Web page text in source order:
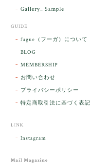
た人に幸せが訪れる
パサラン。とっても
憶違いもありました
した。
をあたたかく
Gallery_ Sample
GUIDE
fugue（フーガ）について
BLOG
MEMBERSHIP
お問い合わせ
プライバシーポリシー
特定商取引法に基づく表記
LINK
Instagram
Mail Magazine